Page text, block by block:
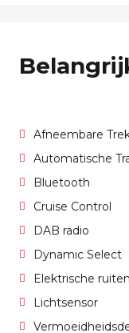
Afneembare
Automatische
Bluetooth
Cruise Control
DAB radio
Dynamic Select
Elektrische ruiten
Lichtsensor